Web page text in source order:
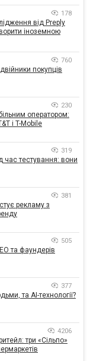
178
від Preply
іноземною
760
покупців
230
оператором:
і T-Mobile
319
час тестування: вони
381
рекламу з
505
та фаундерів
377
та AI-технології?
4206
три «Сільпо»